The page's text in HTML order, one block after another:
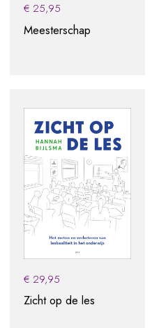
€ 25,95
Meesterschap
€ 29,95
Zicht op de les